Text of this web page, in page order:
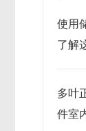
使用
了解
多叶
件室